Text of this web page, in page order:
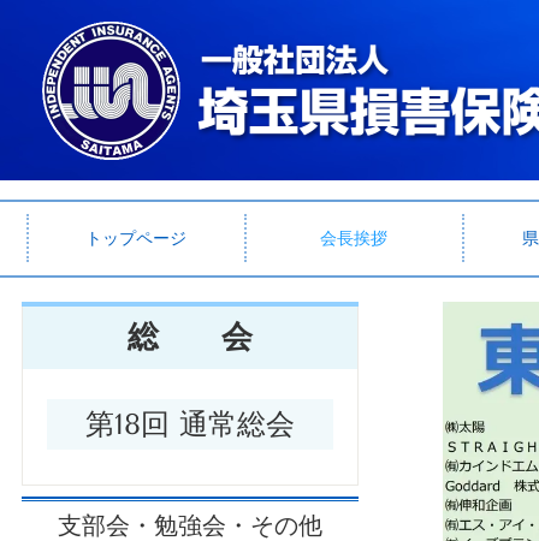
トップページ 会長挨拶
総 会
第18回 通常総会
支部会・勉強会・その他